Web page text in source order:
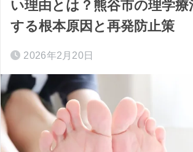
い理由とは？熊谷市の理学療
する根本原因と再発防止策
2026年2月20日